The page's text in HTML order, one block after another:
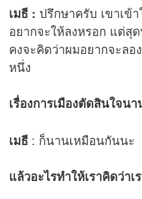
เมธี : ปรึกษาครับ เขาเข้
อยากจะให้ลงหรอก แต่สุด
คงจะคิดว่าผมอยากจะลอ
หนึ่ง
เรื่องการเมืองตัดสินใจน
เมธี : ก็นานเหมือนกันนะ
แล้วอะไรทำให้เราคิดว่าเ